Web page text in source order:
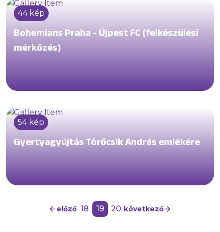
44 kép
Bohemians Praha - Újpest FC (felkészülési
mérkőzés)
54 kép
Gyertyagyújtás Törőcsik András emlékére
előző 18 19 20 következő